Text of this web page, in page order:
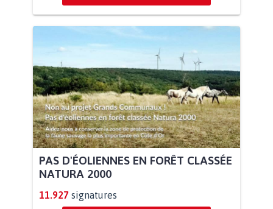
PAS D'ÉOLIENNES EN FORÊT CLASSÉE
NATURA 2000
11.927 signatures